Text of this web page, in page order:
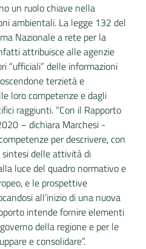
un ruolo chiave nella
ambientali. La legge 132 del
Nazionale a rete per la
attribuisce alle agenzie
“ufficiali” delle informazioni
terzietà e
loro competenze e dagli
raggiunti. “Con il Rapporto
– dichiara Marchesi -
per descrivere, con
sintesi delle attività di
luce del quadro normativo e
e le prospettive
all’inizio di una nuova
intende fornire elementi
della regione e per le
e consolidare”.